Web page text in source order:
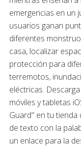
emergencias en un
usuarios ganan
diferentes
casa, localizar
protección para
terremotos,
eléctricas.
móviles y tabletas
Guard" en tu tienda
de texto con la
un enlace para la